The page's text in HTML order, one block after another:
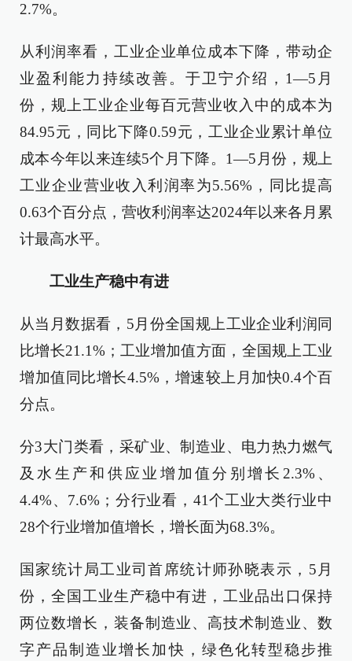
2.7%。
从利润率看，工业企业单位成本下降，带动企
业盈利能力持续改善。于卫宁介绍，1—5月
份，规上工业企业每百元营业收入中的成本为
84.95元，同比下降0.59元，工业企业累计单位
成本今年以来连续5个月下降。1—5月份，规上
工业企业营业收入利润率为5.56%，同比提高
0.63个百分点，营收利润率达2024年以来各月累
计最高水平。
工业生产稳中有进
从当月数据看，5月份全国规上工业企业利润同
比增长21.1%；工业增加值方面，全国规上工业
增加值同比增长4.5%，增速较上月加快0.4个百
分点。
分3大门类看，采矿业、制造业、电力热力燃气
及水生产和供应业增加值分别增长2.3%、
4.4%、7.6%；分行业看，41个工业大类行业中
28个行业增加值增长，增长面为68.3%。
国家统计局工业司首席统计师孙晓表示，5月
份，全国工业生产稳中有进，工业品出口保持
两位数增长，装备制造业、高技术制造业、数
字产品制造业增长加快，绿色化转型稳步推